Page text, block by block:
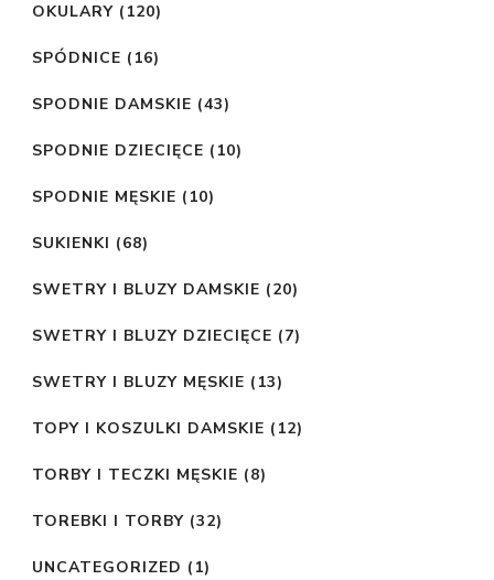
OKULARY (120)
SPÓDNICE (16)
SPODNIE DAMSKIE (43)
SPODNIE DZIECIĘCE (10)
SPODNIE MĘSKIE (10)
SUKIENKI (68)
SWETRY I BLUZY DAMSKIE (20)
SWETRY I BLUZY DZIECIĘCE (7)
SWETRY I BLUZY MĘSKIE (13)
TOPY I KOSZULKI DAMSKIE (12)
TORBY I TECZKI MĘSKIE (8)
TOREBKI I TORBY (32)
UNCATEGORIZED (1)